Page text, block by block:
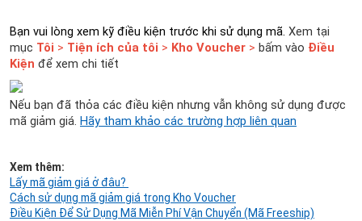
Bạn vui lòng xem kỹ điều kiện trước khi sử dụng mã. Xem tại
mục Tôi > Tiện ích của tôi > Kho Voucher > bấm vào Điều
Kiện để xem chi tiết
Nếu bạn đã thỏa các điều kiện nhưng vẫn không sử dụng được
mã giảm giá. Hãy tham khảo các trường hợp liên quan
Lấy mã giảm giá ở đâu?
Cách sử dụng mã giảm giá trong Kho Voucher
Điều Kiện Để Sử Dụng Mã Miễn Phí Vận Chuyển (Mã Freeship)